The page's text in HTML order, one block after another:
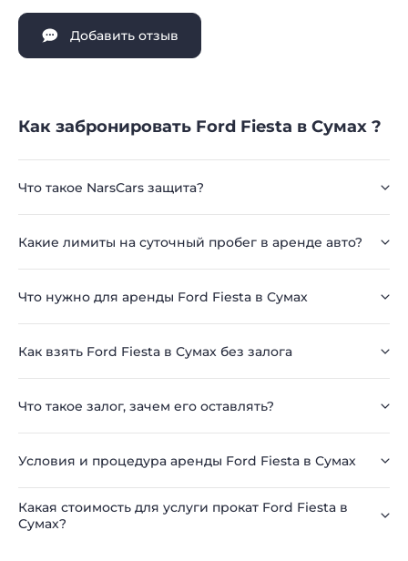
Добавить отзыв
Как забронировать Ford Fiesta в Сумах ?
Что такое NarsCars защита?
Какие лимиты на суточный пробег в аренде авто?
Что нужно для аренды Ford Fiesta в Сумах
Как взять Ford Fiesta в Сумах без залога
Что такое залог, зачем его оставлять?
Условия и процедура аренды Ford Fiesta в Сумах
Какая стоимость для услуги прокат Ford Fiesta в
Сумах?